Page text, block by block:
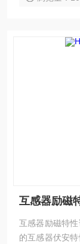
互感器励磁
互感器励磁特
的互感器伏安